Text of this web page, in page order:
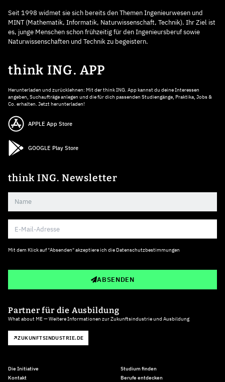
Seit 1998 widmet sie sich bereits den Themen Ingenieurwesen und
MINT (Mathematik, Informatik, Naturwissenschaft, Technik). Ihr Ziel ist
es, junge Menschen schon frühzeitig für den Ingenieursberuf sowie
Naturwissenschaften und Technik zu begeistern.
think ING. APP
Herunterladen und zurücklehnen: Mit der think ING. App kannst du deine Interessen
angeben, Suchaufträge anlegen und die für dich passenden Studiengänge, Praktika, Jobs &
Co. erhalten. Jetzt herunterladen!
APPLE App Store
GOOGLE Play Store
think ING. Newsletter
Mit dem Klick auf "Absenden" akzeptiere ich die Datenschutzbestimmungen
ABSENDEN
Partner für die Ausbildung
What about ME — Weitere Informationen zur Zukunftsindustrie und Ausbildung
ZUKUNFTSINDUSTRIE.DE
Die Initiative
Kontakt
Studium finden
Berufe entdecken